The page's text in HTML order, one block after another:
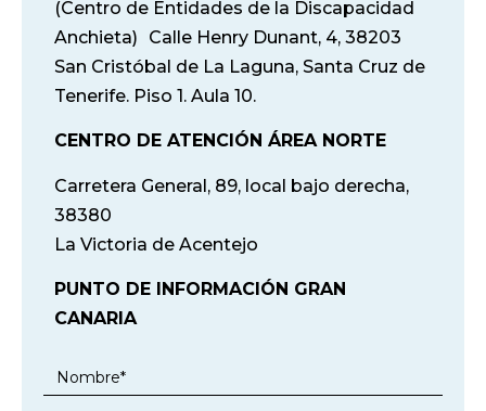
(Centro de Entidades de la Discapacidad
Anchieta) Calle Henry Dunant, 4, 38203
San Cristóbal de La Laguna, Santa Cruz de
Tenerife. Piso 1. Aula 10.
CENTRO DE ATENCIÓN ÁREA NORTE
Carretera General, 89, local bajo derecha,
38380
La Victoria de Acentejo
PUNTO DE INFORMACIÓN GRAN
CANARIA